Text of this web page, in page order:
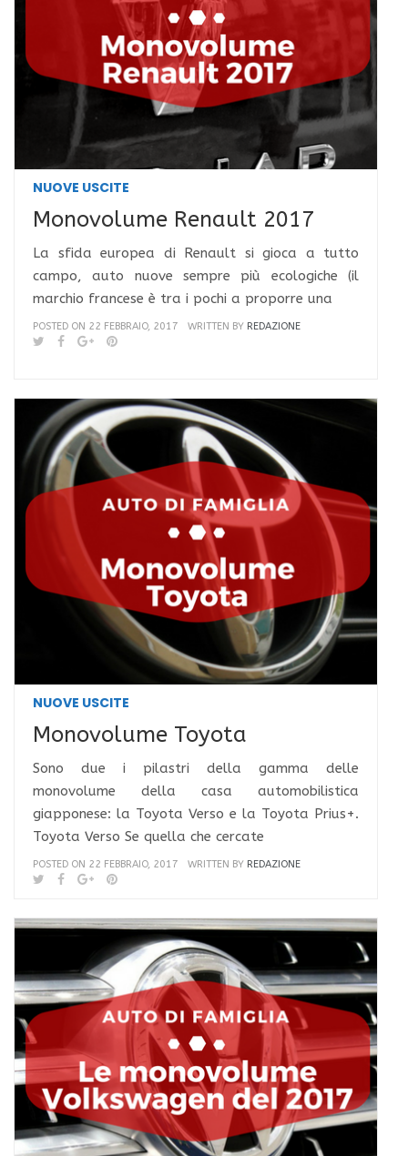
NUOVE USCITE
Monovolume Renault 2017
La sfida europea di Renault si gioca a tutto
campo, auto nuove sempre più ecologiche (il
marchio francese è tra i pochi a proporre una
POSTED ON 22 FEBBRAIO, 2017 WRITTEN BY REDAZIONE
NUOVE USCITE
Monovolume Toyota
Sono due i pilastri della gamma delle
monovolume della casa automobilistica
giapponese: la Toyota Verso e la Toyota Prius+.
Toyota Verso Se quella che cercate
POSTED ON 22 FEBBRAIO, 2017 WRITTEN BY REDAZIONE